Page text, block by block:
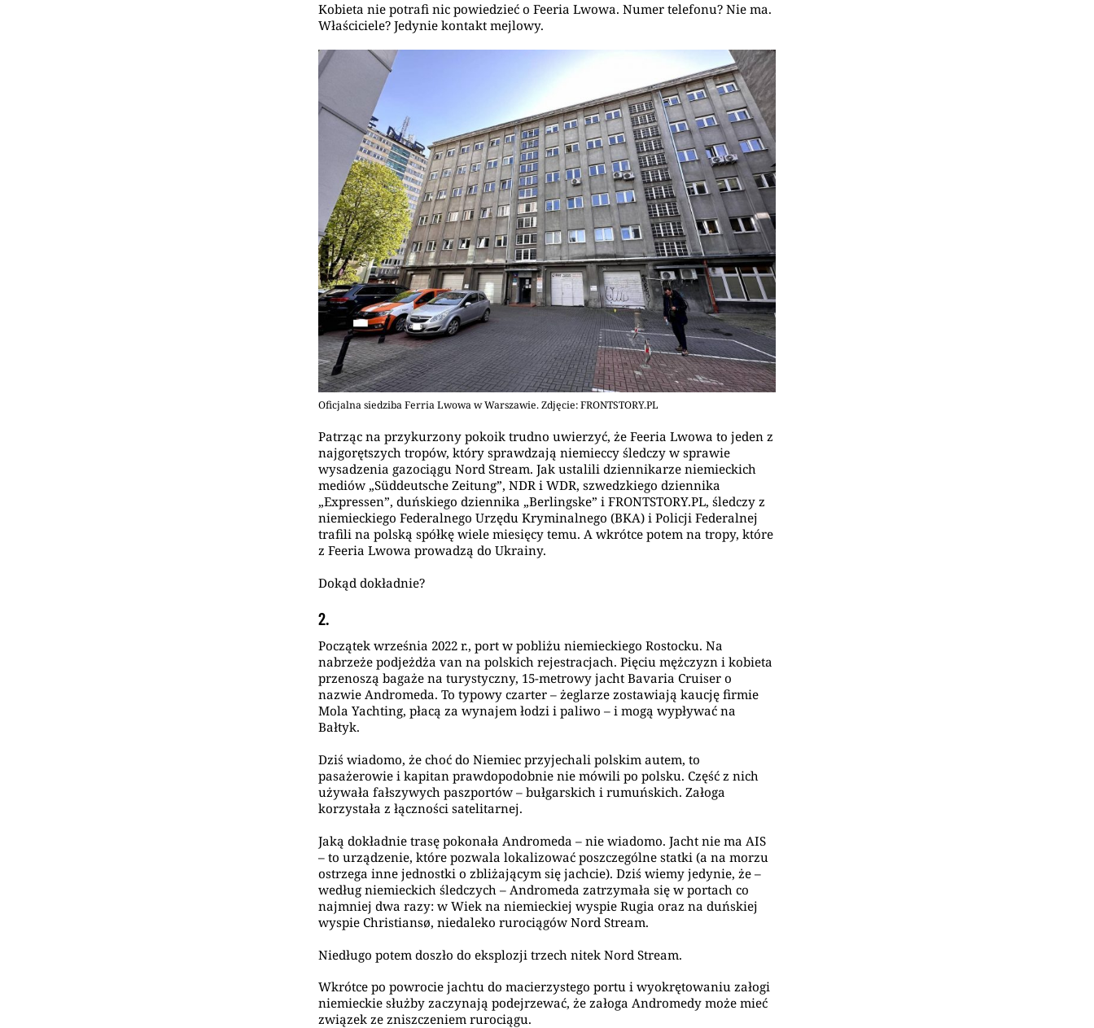
Kobieta nie potrafi nic powiedzieć o Feeria Lwowa. Numer telefonu? Nie ma.
Właściciele? Jedynie kontakt mejlowy.
Oficjalna siedziba Ferria Lwowa w Warszawie. Zdjęcie: FRONTSTORY.PL
Patrząc na przykurzony pokoik trudno uwierzyć, że Feeria Lwowa to jeden z
najgorętszych tropów, który sprawdzają niemieccy śledczy w sprawie
wysadzenia gazociągu Nord Stream. Jak ustalili dziennikarze niemieckich
mediów „Süddeutsche Zeitung”, NDR i WDR, szwedzkiego dziennika
„Expressen”, duńskiego dziennika „Berlingske” i FRONTSTORY.PL, śledczy z
niemieckiego Federalnego Urzędu Kryminalnego (BKA) i Policji Federalnej
trafili na polską spółkę wiele miesięcy temu. A wkrótce potem na tropy, które
z Feeria Lwowa prowadzą do Ukrainy.
Dokąd dokładnie?
2.
Początek września 2022 r., port w pobliżu niemieckiego Rostocku. Na
nabrzeże podjeżdża van na polskich rejestracjach. Pięciu mężczyzn i kobieta
przenoszą bagaże na turystyczny, 15-metrowy jacht Bavaria Cruiser o
nazwie Andromeda. To typowy czarter – żeglarze zostawiają kaucję firmie
Mola Yachting, płacą za wynajem łodzi i paliwo – i mogą wypływać na
Bałtyk.
Dziś wiadomo, że choć do Niemiec przyjechali polskim autem, to
pasażerowie i kapitan prawdopodobnie nie mówili po polsku. Część z nich
używała fałszywych paszportów – bułgarskich i rumuńskich. Załoga
korzystała z łączności satelitarnej.
Jaką dokładnie trasę pokonała Andromeda – nie wiadomo. Jacht nie ma AIS
– to urządzenie, które pozwala lokalizować poszczególne statki (a na morzu
ostrzega inne jednostki o zbliżającym się jachcie). Dziś wiemy jedynie, że –
według niemieckich śledczych – Andromeda zatrzymała się w portach co
najmniej dwa razy: w Wiek na niemieckiej wyspie Rugia oraz na duńskiej
wyspie Christiansø, niedaleko rurociągów Nord Stream.
Niedługo potem doszło do eksplozji trzech nitek Nord Stream.
Wkrótce po powrocie jachtu do macierzystego portu i wyokrętowaniu załogi
niemieckie służby zaczynają podejrzewać, że załoga Andromedy może mieć
związek ze zniszczeniem rurociągu.